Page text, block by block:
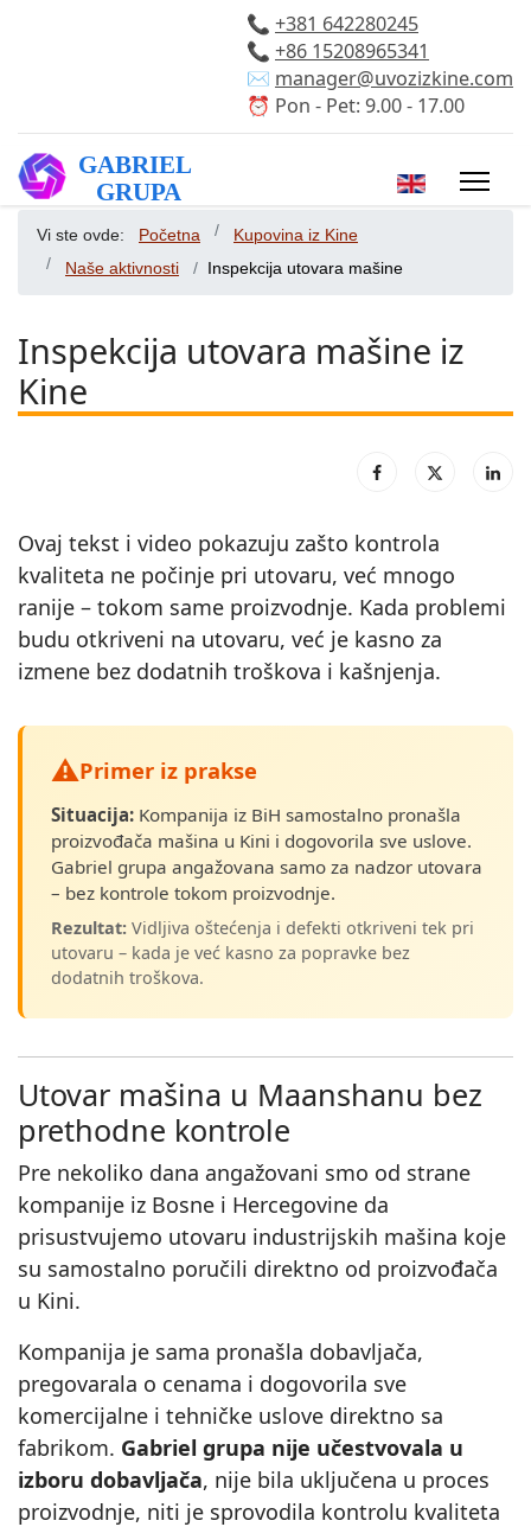
📞 +381 642280245
📞 +86 15208965341
✉️ manager@uvozizkine.com
⏰ Pon - Pet: 9.00 - 17.00
Izaberite vaš
Vi ste ovde: Početna
Kupovina iz Kine
Naše aktivnosti
Inspekcija utovara mašine
Inspekcija utovara mašine iz
Kine
Ovaj tekst i video pokazuju zašto kontrola
kvaliteta ne počinje pri utovaru, već mnogo
ranije – tokom same proizvodnje. Kada problemi
budu otkriveni na utovaru, već je kasno za
izmene bez dodatnih troškova i kašnjenja.
⚠️Primer iz prakse
Situacija: Kompanija iz BiH samostalno pronašla
proizvođača mašina u Kini i dogovorila sve uslove.
Gabriel grupa angažovana samo za nadzor utovara
– bez kontrole tokom proizvodnje.
Rezultat: Vidljiva oštećenja i defekti otkriveni tek pri
utovaru – kada je već kasno za popravke bez
dodatnih troškova.
Utovar mašina u Maanshanu bez
prethodne kontrole
Pre nekoliko dana angažovani smo od strane
kompanije iz Bosne i Hercegovine da
prisustvujemo utovaru industrijskih mašina koje
su samostalno poručili direktno od proizvođača
u Kini.
Kompanija je sama pronašla dobavljača,
pregovarala o cenama i dogovorila sve
komercijalne i tehničke uslove direktno sa
fabrikom. Gabriel grupa nije učestvovala u
izboru dobavljača, nije bila uključena u proces
proizvodnje, niti je sprovodila kontrolu kvaliteta